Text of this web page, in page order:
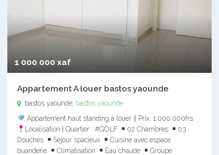
1 000 000 xaf
Appartement A louer bastos yaounde
bastos yaounde, bastos yaounde
Appartement haut standing à louer || Prix: 1.000.000frs
Localisation | Quartier : #GOLF
02 Chambres
03
Douches
Séjour spacieux
Cuisine avec espace
buanderie
Climatisation Eau chaude
Groupe